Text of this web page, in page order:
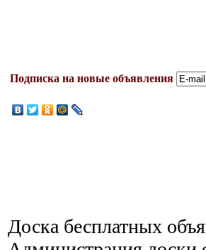
Подписка на новые объявления
Доска бесплатных